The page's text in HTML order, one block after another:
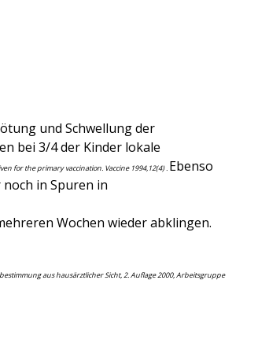
und Schwellung der
bei 3/4 der Kinder lokale
for the primary vaccination. Vaccine 1994,12(4) . Ebenso
in Spuren in
Wochen wieder abklingen.
aus hausärztlicher Sicht, 2. Auflage 2000, Arbeitsgruppe